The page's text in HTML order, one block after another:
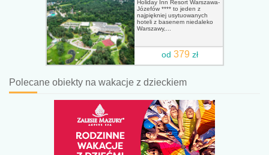
Holiday Inn Resort Warszawa-
Józefów **** to jeden z
najpiękniej usytuowanych
hoteli z basenem niedaleko
Warszawy,...
od379 zł
Polecane obiekty na wakacje z dzieckiem